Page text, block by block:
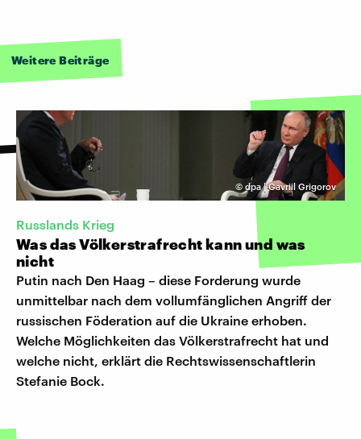
Weitere Beiträge
© dpa | Gavriil Grigorov
Russlands Krieg
Was das Völkerstrafrecht kann und was
nicht
Putin nach Den Haag – diese Forderung wurde
unmittelbar nach dem vollumfänglichen Angriff der
russischen Föderation auf die Ukraine erhoben.
Welche Möglichkeiten das Völkerstrafrecht hat und
welche nicht, erklärt die Rechtswissenschaftlerin
Stefanie Bock.